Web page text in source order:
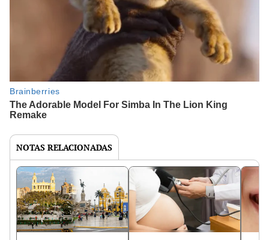
NOTAS RELACIONADAS